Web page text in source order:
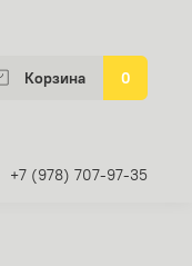
Корзина 0
+7 (978) 707-97-35